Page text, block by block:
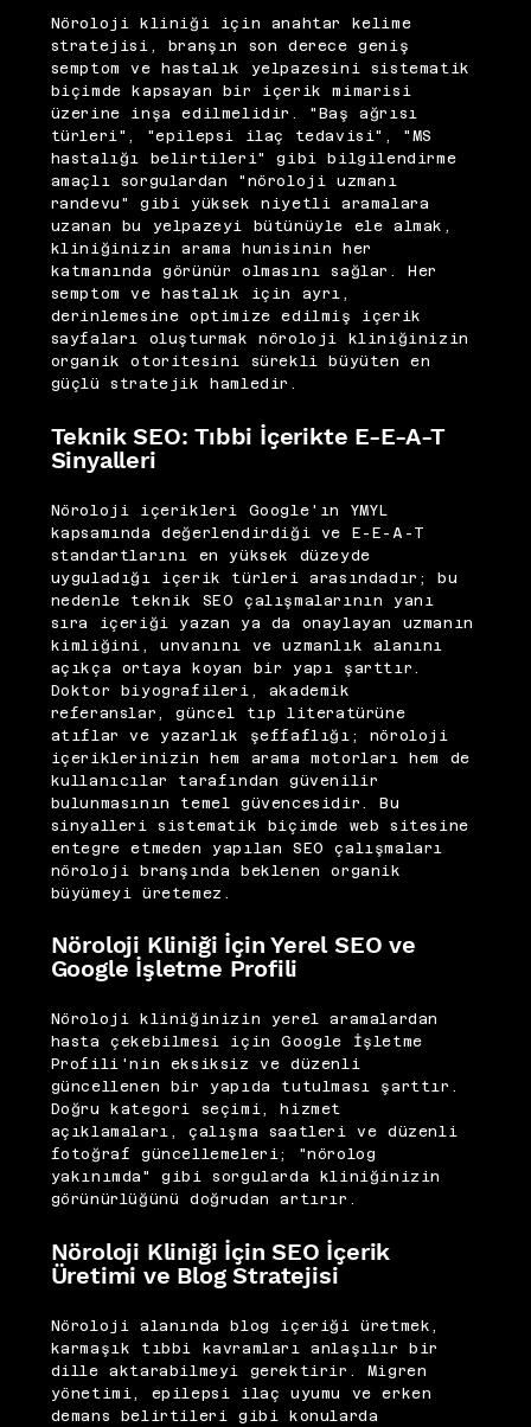
Nöroloji kliniği için anahtar kelime
stratejisi, branşın son derece geniş
semptom ve hastalık yelpazesini sistematik
biçimde kapsayan bir içerik mimarisi
üzerine inşa edilmelidir. "Baş ağrısı
türleri", "epilepsi ilaç tedavisi", "MS
hastalığı belirtileri" gibi bilgilendirme
amaçlı sorgulardan "nöroloji uzmanı
randevu" gibi yüksek niyetli aramalara
uzanan bu yelpazeyi bütünüyle ele almak,
kliniğinizin arama hunisinin her
katmanında görünür olmasını sağlar. Her
semptom ve hastalık için ayrı,
derinlemesine optimize edilmiş içerik
sayfaları oluşturmak nöroloji kliniğinizin
organik otoritesini sürekli büyüten en
güçlü stratejik hamledir.
Teknik SEO: Tıbbi İçerikte E-E-A-T
Sinyalleri
Nöroloji içerikleri Google'ın YMYL
kapsamında değerlendirdiği ve E-E-A-T
standartlarını en yüksek düzeyde
uyguladığı içerik türleri arasındadır; bu
nedenle teknik SEO çalışmalarının yanı
sıra içeriği yazan ya da onaylayan uzmanın
kimliğini, unvanını ve uzmanlık alanını
açıkça ortaya koyan bir yapı şarttır.
Doktor biyografileri, akademik
referanslar, güncel tıp literatürüne
atıflar ve yazarlık şeffaflığı; nöroloji
içeriklerinizin hem arama motorları hem de
kullanıcılar tarafından güvenilir
bulunmasının temel güvencesidir. Bu
sinyalleri sistematik biçimde web sitesine
entegre etmeden yapılan SEO çalışmaları
nöroloji branşında beklenen organik
büyümeyi üretemez.
Nöroloji Kliniği İçin Yerel SEO ve
Google İşletme Profili
Nöroloji kliniğinizin yerel aramalardan
hasta çekebilmesi için Google İşletme
Profili'nin eksiksiz ve düzenli
güncellenen bir yapıda tutulması şarttır.
Doğru kategori seçimi, hizmet
açıklamaları, çalışma saatleri ve düzenli
fotoğraf güncellemeleri; "nörolog
yakınımda" gibi sorgularda kliniğinizin
görünürlüğünü doğrudan artırır.
Nöroloji Kliniği İçin SEO İçerik
Üretimi ve Blog Stratejisi
Nöroloji alanında blog içeriği üretmek,
karmaşık tıbbi kavramları anlaşılır bir
dille aktarabilmeyi gerektirir. Migren
yönetimi, epilepsi ilaç uyumu ve erken
demans belirtileri gibi konularda